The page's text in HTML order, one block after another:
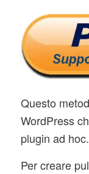
Questo
WordPress
plugin ad hoc.
Per creare